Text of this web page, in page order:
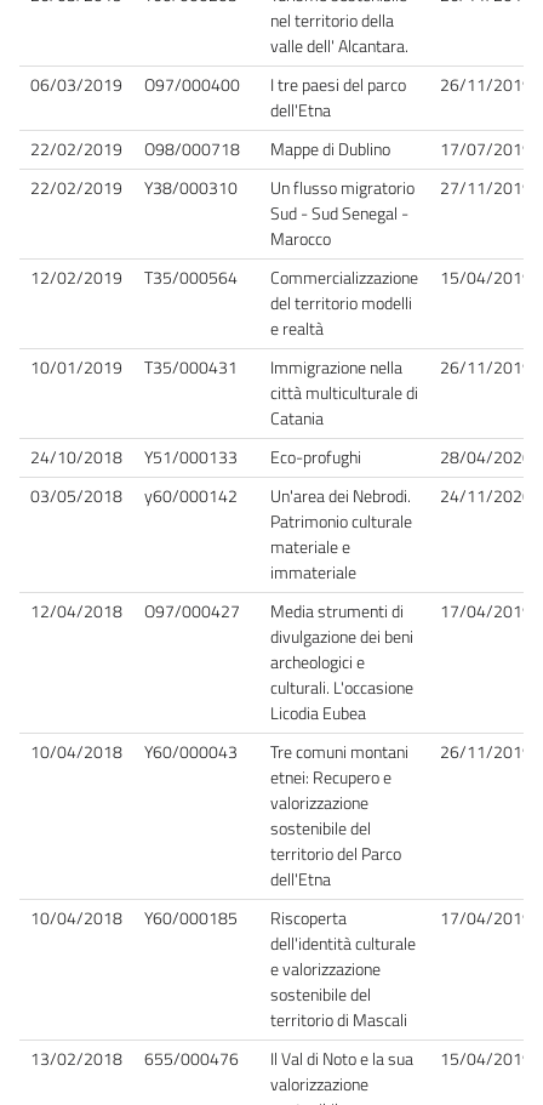
nel territorio della
valle dell' Alcantara.
06/03/2019 O97/000400
I tre paesi del parco
dell'Etna
26/11/2019
22/02/2019 O98/000718 Mappe di Dublino
17/07/2019
22/02/2019
Y38/000310
Un flusso migratorio
Sud - Sud Senegal -
Marocco
27/11/2019
12/02/2019 T35/000564
Commercializzazione
del territorio modelli
e realtà
15/04/2019
10/01/2019 T35/000431
Immigrazione nella
città multiculturale di
Catania
26/11/2019
24/10/2018 Y51/000133 Eco-profughi
28/04/2020
03/05/2018
y60/000142
Un'area dei Nebrodi.
Patrimonio culturale
materiale e
immateriale
24/11/2020
12/04/2018 O97/000427
Media strumenti di
divulgazione dei beni
archeologici e
culturali. L'occasione
Licodia Eubea
17/04/2019
10/04/2018 Y60/000043
Tre comuni montani
etnei: Recupero e
valorizzazione
sostenibile del
territorio del Parco
dell'Etna
26/11/2019
10/04/2018 Y60/000185
Riscoperta
dell'identità culturale
e valorizzazione
sostenibile del
territorio di Mascali
17/04/2019
13/02/2018 655/000476
Il Val di Noto e la sua
valorizzazione
15/04/2019